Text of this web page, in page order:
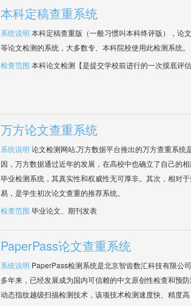
本科定稿查重系统
系统说明 本科定稿查重版（一般习惯叫本科终评版），论
等论文检测的系统，大多数专、本科院校使用此检测系统。
检查范围 本科论文检测【是提交学校前进行的一次摸底评估
万方论文查重系统
系统说明 论文检测网站,万方数据平台推出的万方查重系统
因，万方数据通过近年的发展，在高校中也确立了自己的
毕业检测系统，其真实性和权威性无可厚非。其次，相对
易，是学生初次论文查重的推荐系统。
检查范围 毕业论文、期刊发表
PaperPass论文查重系统
系统说明 PaperPass检测系统是北京智齿数汇科技有限公
多年来，已经发展成为国内可信赖的中文原创性检查和预
动态指纹越级扫描检测技术，该项技术检测速度快、精度高